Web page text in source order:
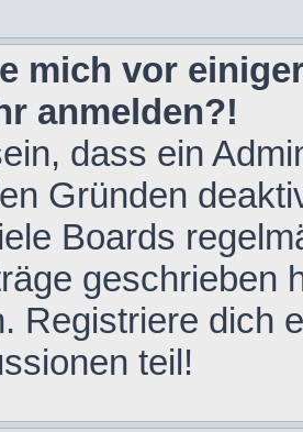
mich vor
anmelden?!
dass ein
Gründen
Boards
geschrieben
Registriere dich
teil!